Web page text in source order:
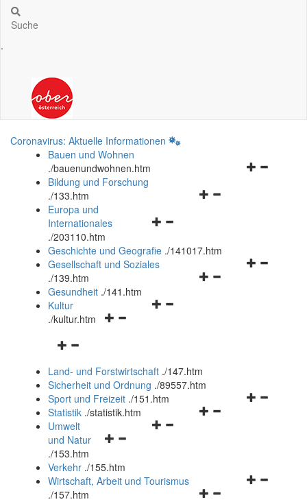
Suche
.
Coronavirus: Aktuelle Informationen
Bauen und Wohnen
./bauenundwohnen.htm
Navigationsmenü
Bildung und Forschung
./133.htm
Navigationsmenü
und
schließen
Europa und
Internationales
./203110.htm
Geschichte und Geografie ./141017.htm
Navigationsmenü
Gesellschaft und Soziales
./139.htm
Navigationsmenü
Gesundheit ./141.htm
Navigationsmenü
Kultur
./kultur.htm
Navigationsmenü
und
schließen
Land- und Forstwirtschaft ./147.htm
Sicherheit und Ordnung ./89557.htm
Navigationsmenü
Sport und Freizeit ./151.htm
Navigationsmenü
Statistik ./statistik.htm
Navigationsmenü
und
schließen
Umwelt
und Natur
./153.htm
Verkehr ./155.htm
Navigationsmenü
Wirtschaft, Arbeit und Tourismus
./157.htm